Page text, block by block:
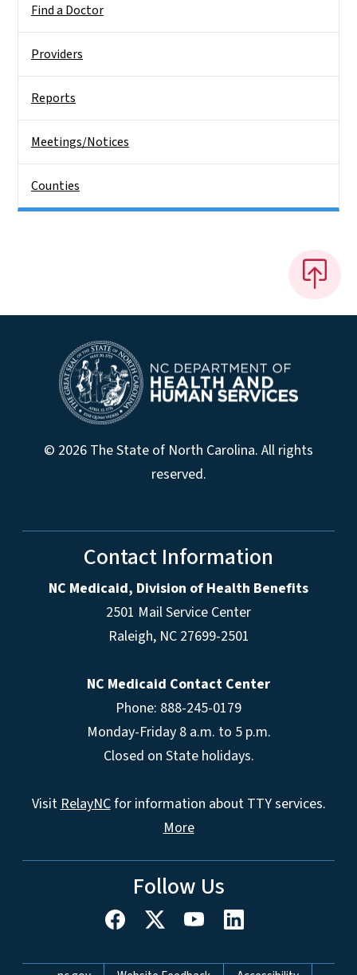
Find a Doctor
Providers
Reports
Meetings/Notices
Counties
© 2026 The State of North Carolina. All rights
reserved.
Contact Information
NC Medicaid, Division of Health Benefits
2501 Mail Service Center
Raleigh, NC 27699-2501
NC Medicaid Contact Center
Phone: 888-245-0179
Monday-Friday 8 a.m. to 5 p.m.
Closed on State holidays.
VisitRelayNCfor information about TTY services.
More
Follow Us